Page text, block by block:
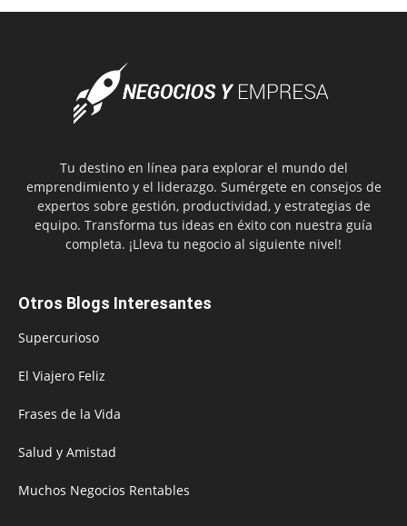
Tu destino en línea para explorar el mundo del
emprendimiento y el liderazgo. Sumérgete en consejos de
expertos sobre gestión, productividad, y estrategias de
equipo. Transforma tus ideas en éxito con nuestra guía
completa. ¡Lleva tu negocio al siguiente nivel!
Otros Blogs Interesantes
Supercurioso
El Viajero Feliz
Frases de la Vida
Salud y Amistad
Muchos Negocios Rentables